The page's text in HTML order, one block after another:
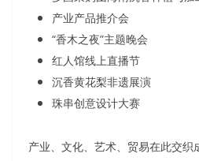
产业产品推介会
“香木之夜”主题晚会
红人馆线上直播节
沉香黄花梨非遗展演
珠串创意设计大赛
产业、文化、艺术、贸易在此交织